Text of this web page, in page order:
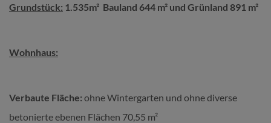
Grundstück: 1.535m² Bauland 644 m² und Grünland 891 m²
Wohnhaus:
Verbaute Fläche: ohne Wintergarten und ohne diverse
betonierte ebenen Flächen 70,55 m²